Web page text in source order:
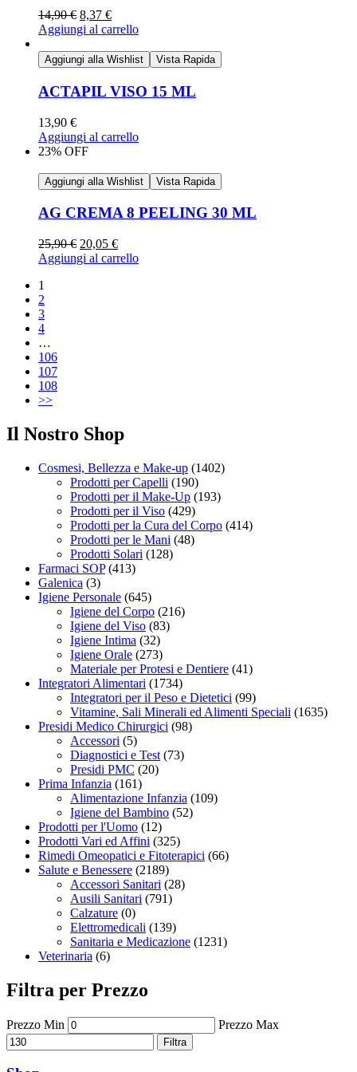
14,90€ 8,37 €
Aggiungi al carrello
Aggiungi alla Wishlist Vista Rapida
ACTAPIL VISO 15 ML
13,90 €
Aggiungi al carrello
23% OFF
Aggiungi alla Wishlist Vista Rapida
AG CREMA 8 PEELING 30 ML
25,90€ 20,05 €
Aggiungi al carrello
1
2
3
4
…
106
107
108
>>
Il Nostro Shop
Cosmesi, Bellezza e Make-up (1402)
Prodotti per Capelli (190)
Prodotti per il Make-Up (193)
Prodotti per il Viso (429)
Prodotti per la Cura del Corpo (414)
Prodotti per le Mani (48)
Prodotti Solari (128)
Farmaci SOP (413)
Galenica (3)
Igiene Personale (645)
Igiene del Corpo (216)
Igiene del Viso (83)
Igiene Intima (32)
Igiene Orale (273)
Materiale per Protesi e Dentiere (41)
Integratori Alimentari (1734)
Integratori per il Peso e Dietetici (99)
Vitamine, Sali Minerali ed Alimenti Speciali (1635)
Presidi Medico Chirurgici (98)
Accessori (5)
Diagnostici e Test (73)
Presidi PMC (20)
Prima Infanzia (161)
Alimentazione Infanzia (109)
Igiene del Bambino (52)
Prodotti per l'Uomo (12)
Prodotti Vari ed Affini (325)
Rimedi Omeopatici e Fitoterapici (66)
Salute e Benessere (2189)
Accessori Sanitari (28)
Ausili Sanitari (791)
Calzature (0)
Elettromedicali (139)
Sanitaria e Medicazione (1231)
Veterinaria (6)
Filtra per Prezzo
Prezzo Min Prezzo Max
Filtra